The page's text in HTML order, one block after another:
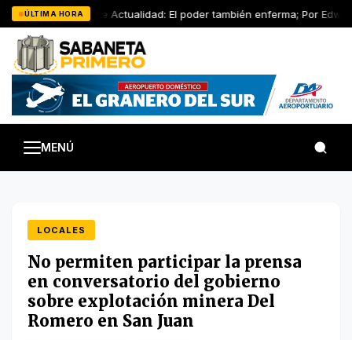
Saltar
al
contenido
ÚLTIMA HORA
Artículo de Actualidad: El poder también enferma; Por Edwin
MENÚ
LOCALES
No permiten participar la prensa
en conversatorio del gobierno
sobre explotación minera Del
Romero en San Juan